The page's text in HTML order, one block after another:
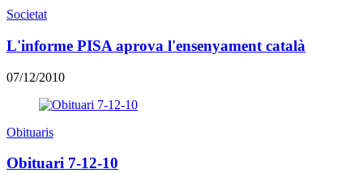
Societat
L'informe PISA aprova l'ensenyament català
07/12/2010
Obituaris
Obituari 7-12-10